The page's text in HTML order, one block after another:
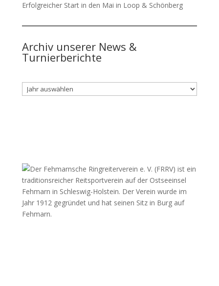
Erfolgreicher Start in den Mai in Loop & Schönberg
Archiv unserer News &
Turnierberichte
Archiv